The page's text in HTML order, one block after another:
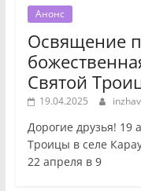
Анонс
Освящение
Святой
19.04.2025
Дорогие друзья! 19
Троицы в селе
22 апреля в 9